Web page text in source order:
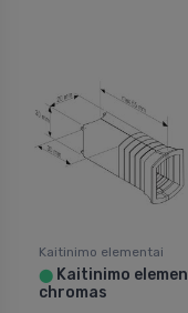
Kaitinimo elementai
⬤ Kaitinimo
chromas